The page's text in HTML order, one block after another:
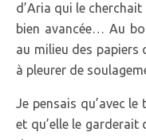
d’Aria qui le
bien avancée… Au
au milieu des papiers
à pleurer de
Je pensais qu’avec
et qu’elle le